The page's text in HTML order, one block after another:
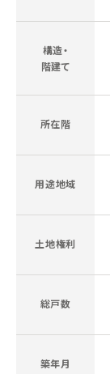
構造・
階建て
所在階
用途地域
土地権利
総戸数
築年月